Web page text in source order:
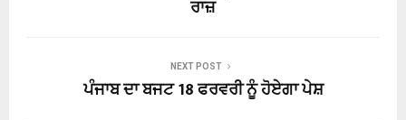
ਰਾਜ਼
NEXT POST
ਪੰਜਾਬ ਦਾ ਬਜਟ 18 ਫਰਵਰੀ ਨੂੰ ਹੋਏਗਾ ਪੇਸ਼